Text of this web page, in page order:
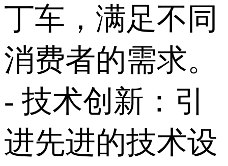
丁车，满足不同
消费者的需求。
- 技术创新：引
进先进的技术设